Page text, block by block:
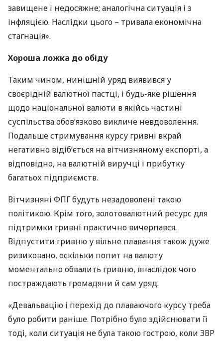
завищене і недосяжне; аналогічна ситуація і з
інфляцією. Наслідки цього – тривала економічна
стагнація».
Хороша ложка до обіду
Таким чином, нинішній уряд виявився у
своєрідній валютної пастці, і будь-яке рішення
щодо національної валюти в якійсь частині
суспільства обов’язково викличе невдоволення.
Подальше стримування курсу гривні вкрай
негативно відіб’ється на вітчизняному експорті, а
відповідно, на валютній виручці і прибутку
багатьох підприємств.
Вітчизняні ФПГбудуть незадоволені такою
політикою. Крім того, золотовалютний ресурс для
підтримки гривні практично вичерпався.
Відпустити гривню у вільне плавання також дуже
ризиковано, оскільки попит на валюту
моментально обвалить гривню, внаслідок чого
постраждають громадяни й сам уряд.
«Девальвацію і перехід до плаваючого курсу треба
було робити раніше. Потрібно було здійснювати її
тоді, коли ситуація не була такою гострою, коли ЗВР